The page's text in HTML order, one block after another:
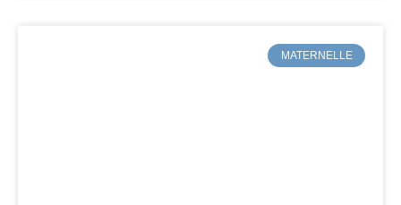
MATERNELLE